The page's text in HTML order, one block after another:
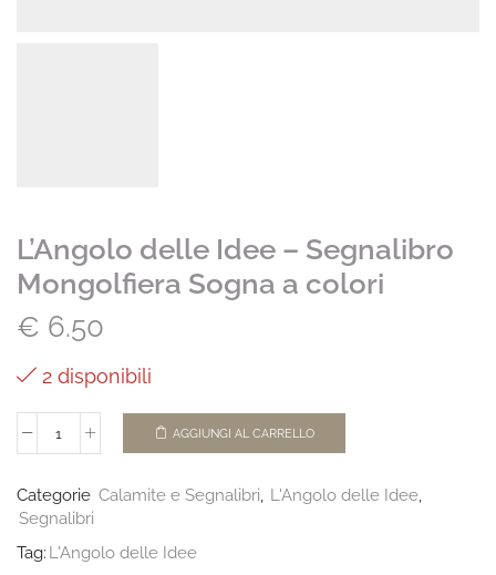
L’Angolo delle Idee – Segnalibro
Mongolfiera Sogna a colori
€ 6.50
2 disponibili
AGGIUNGI AL CARRELLO
Categorie Calamite e Segnalibri L'Angolo delle Idee
Segnalibri
Tag: L'Angolo delle Idee